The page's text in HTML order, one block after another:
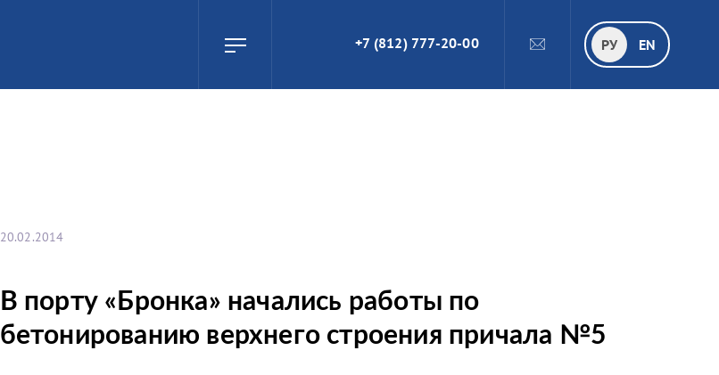
ПОИСК+7 (812) 777-20-00 РУ EN
РУ
20.02.2014
В порту «Бронка» начались работы по
бетонированию верхнего строения причала №5